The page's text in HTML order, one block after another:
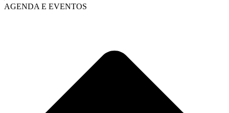
AGENDA E EVENTOS